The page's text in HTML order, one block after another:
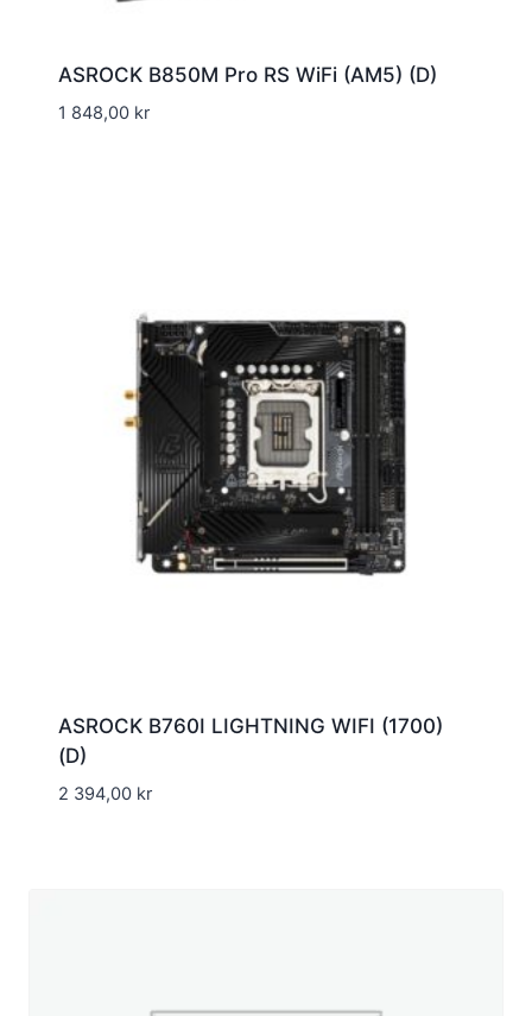
ASROCK B850M Pro RS WiFi (AM5) (D)
1 848,00 kr
ASROCK B760I LIGHTNING WIFI (1700)
(D)
2 394,00 kr